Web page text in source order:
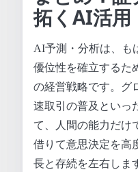
拓くAI活用
AI予測・分析は、も
優位性を確立するた
の経営戦略です。グ
速取引の普及といっ
て、人間の能力だけ
借りて意思決定を高
長と存続を左右しま